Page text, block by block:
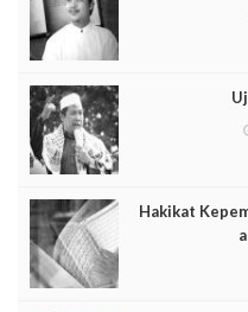
Hakikat